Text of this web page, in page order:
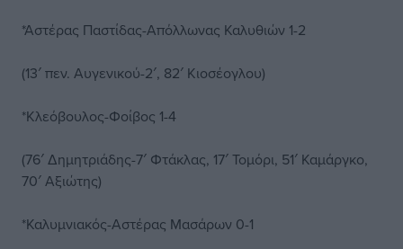
*Αστέρας Παστίδας-Απόλλωνας Καλυθιών 1-2
(13′ πεν. Αυγενικού-2′, 82′ Κιοσέογλου)
*Κλεόβουλος-Φοίβος 1-4
(76′ Δημητριάδης-7′ Φτάκλας, 17′ Τομόρι, 51′ Καμάργκο,
70′ Αξιώτης)
*Καλυμνιακός-Αστέρας Μασάρων 0-1